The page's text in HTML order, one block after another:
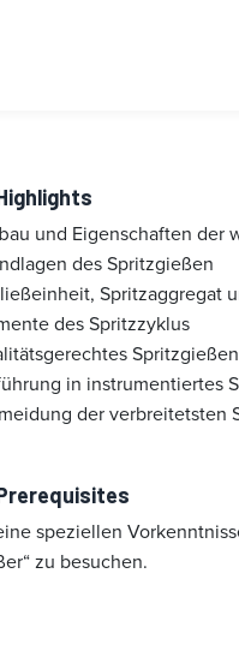
und Eigenschaften der
des Spritzgießen
Spritzaggregat
des Spritzzyklus
Spritzgießen
in instrumentiertes
der verbreitetsten
speziellen
zu besuchen.